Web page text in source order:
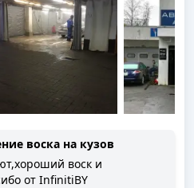
воска на кузов
воск и
от InfinitiBY